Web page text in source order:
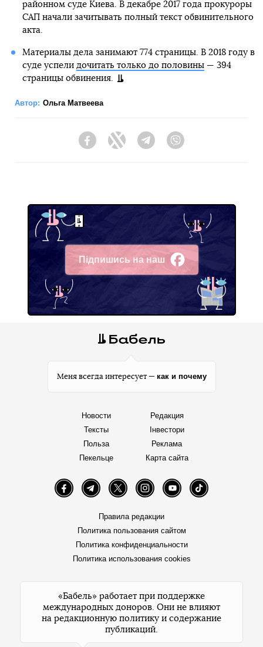
районном суде Киева. В декабре 2017 года прокуроры
САП начали зачитывать полный текст обвинительного
акта.
Материалы дела занимают 774 страницы. В 2018 году в
суде успели дочитать только до половины— 394
страницы обвинения.
Автор: Ольга Матвеева
FacebookTwitter Telegram
Підпишись на наш
Facebook
Меня всегда интересует — как и почему
Новости
Тексты
Польза
Пекельце
Редакция
Інвестори
Реклама
Карта сайта
FacebookTelegramTwitter InstagramYouTube TikTok
Правила редакции
Политика пользования сайтом
Политика конфиденциальности
Политика использования cookies
«Бабель» работает при поддержке
международных доноров. Они не влияют
на редакционную политику и содержание
публикаций.